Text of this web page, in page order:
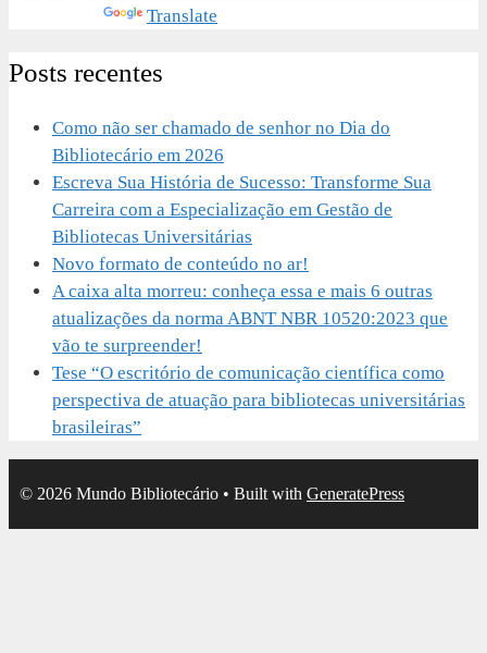
Translate
Posts recentes
Como não ser chamado de senhor no Dia do
Bibliotecário em 2026
Escreva Sua História de Sucesso: Transforme Sua
Carreira com a Especialização em Gestão de
Bibliotecas Universitárias
Novo formato de conteúdo no ar!
A caixa alta morreu: conheça essa e mais 6 outras
atualizações da norma ABNT NBR 10520:2023 que
vão te surpreender!
Tese “O escritório de comunicação científica como
perspectiva de atuação para bibliotecas universitárias
brasileiras”
© 2026 Mundo Bibliotecário • Built with GeneratePress